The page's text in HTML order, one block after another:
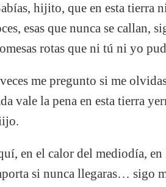
hijito, que en esta tierra
esas que nunca se callan,
rotas que ni tú ni yo
me pregunto si me
vale la pena en esta tierra
en el calor del mediodía, en
si nunca llegaras… sigo